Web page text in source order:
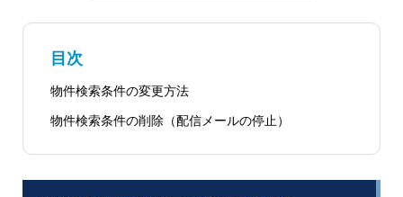
目次
物件検索条件の変更方法
物件検索条件の削除（配信メールの停止）